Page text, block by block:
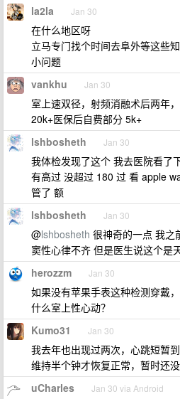
la2la Jan 30
在什么地区呀
立马专门找个时间去阜外等这些
小问题
vankhu Jan 30
室上速双径，射频消融术后两年
20k+医保后自费部分 5k+
lshbosheth Jan 30
我体检发现了这个 我去医院看了
有高过 没超过 180 过 看 apple
管了 额
lshbosheth Jan 30
@lshbosheth 很神奇的一点 我之
窦性心律不齐 但是医生说这个是
herozzm Jan 30
如果没有苹果手表这种检测穿戴
什么室上性心动？
Kumo31 Jan 30
我去年也出现过两次，心跳短暂
维持半个钟才恢复正常，暂时还
uCharles Jan 30 via Android